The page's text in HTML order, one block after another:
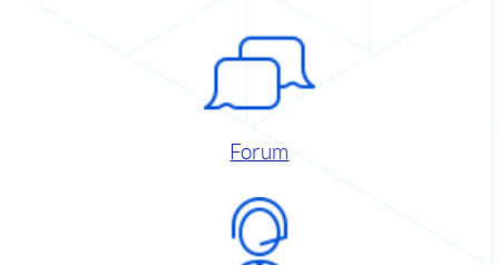
Forum